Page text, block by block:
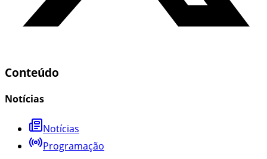
Conteúdo
Notícias
Notícias
Programação